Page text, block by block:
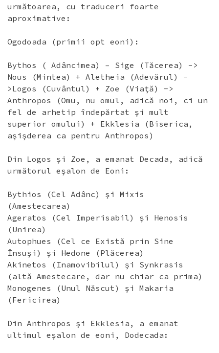
următoarea, cu traduceri foarte
aproximative:
Ogodoada (primii opt eoni):
Bythos ( Adâncimea) – Sige (Tăcerea) ->
Nous (Mintea) + Aletheia (Adevărul) -
>Logos (Cuvântul) + Zoe (Viaţă) ->
Anthropos (Omu, nu omul, adică noi, ci un
fel de arhetip îndepărtat şi mult
superior omului) + Ekklesia (Biserica,
aşişderea ca pentru Anthropos)
Din Logos şi Zoe, a emanat Decada, adică
următorul eşalon de Eoni:
Bythios (Cel Adânc) şi Mixis
(Amestecarea)
Ageratos (Cel Imperisabil) şi Henosis
(Unirea)
Autophues (Cel ce Există prin Sine
Însuşi) şi Hedone (Plăcerea)
Akinetos (Inamovibilul) şi Synkrasis
(altă Amestecare, dar nu chiar ca prima)
Monogenes (Unul Născut) şi Makaria
(Fericirea)
Din Anthropos şi Ekklesia, a emanat
ultimul eşalon de eoni, Dodecada: